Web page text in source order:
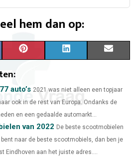
hem dan op:
N
T
R
N
K
D
auto’s 2021 was niet alleen een topjaar
ook in de rest van Europa. Ondanks de
en een gedaalde automarkt...
van 2022 De beste scootmobielen
naar de beste scootmobiels, dan ben je
Eindhoven aan het juiste adres....